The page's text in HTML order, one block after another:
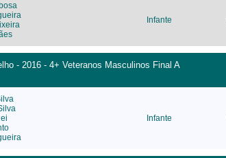
Infante
- 2016 - 4+ Veteranos Masculinos Final A
Infante